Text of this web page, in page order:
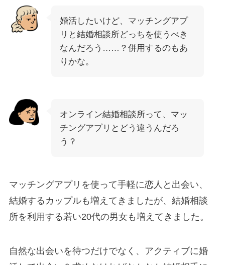
婚活したいけど、マッチングアプ
リと結婚相談所どっちを使うべき
なんだろう……？併用するのもあ
りかな。
オンライン結婚相談所って、マッ
チングアプリとどう違うんだろ
う？
マッチングアプリを使って手軽に恋人と出会い、
結婚するカップルも増えてきましたが、結婚相談
所を利用する若い20代の男女も増えてきました。
自然な出会いを待つだけでなく、アクティブに婚